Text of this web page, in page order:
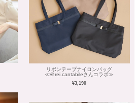
リボンテープナイロンバッグ
≪＠rei.cantabileさんコラボ≫
¥3,190